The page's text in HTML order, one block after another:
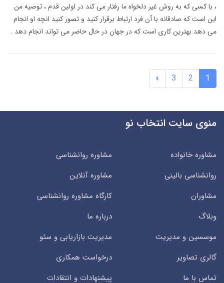
، با کسی که به روش غیر دلخواه ما رفتار می کند در اولین قدم ، توصیه من
این است که صادقانه با آن فرد ارتباط برقرار کنید و تصور کنید انچه او انجام
می دهد بهترین کاری است که در جهان در حال حاضر می تواند انجام دهد .
1
2
3
»
منوی سایت انتخاب نو
مشاوره خانواده
مشاوره روانشناسی
روانشناسی بالینی
مشاوره آنلاین
مشاوران
کارگاه مشاوره روانشناسی
وبلاگ
درباره ما
موسسین و مدیریت
مدیریت بازاریابی و سئو
گالری تصاویر
درخواست همکاری
تماس با ما
پیشنهادات و انتقادات